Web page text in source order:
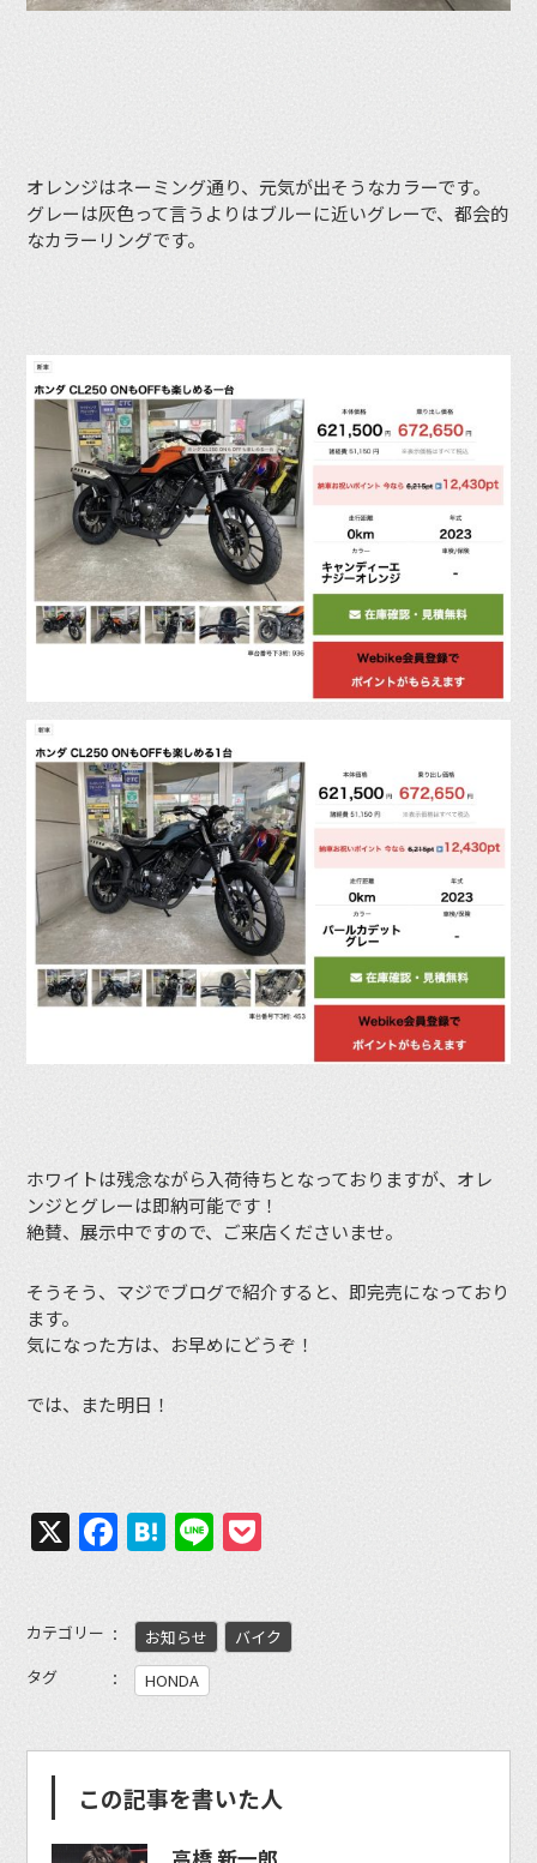
オレンジはネーミング通り、元気が出そうなカラーです。
グレーは灰色って言うよりはブルーに近いグレーで、都会的
なカラーリングです。
ホワイトは残念ながら入荷待ちとなっておりますが、オレ
ンジとグレーは即納可能です！
絶賛、展示中ですので、ご来店くださいませ。
そうそう、マジでブログで紹介すると、即完売になっており
ます。
気になった方は、お早めにどうぞ！
では、また明日！
X Facebook
Hatena
Line
カテゴリー お知らせ
バイク
タグ
HONDA
この記事を書いた人